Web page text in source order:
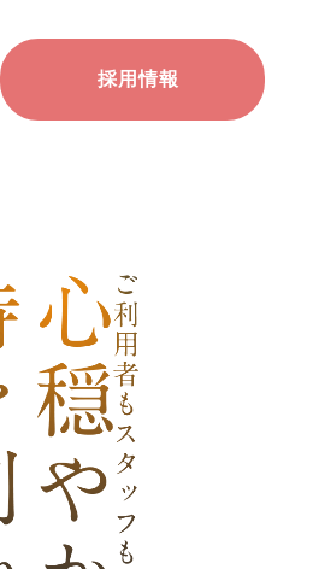
採用情報